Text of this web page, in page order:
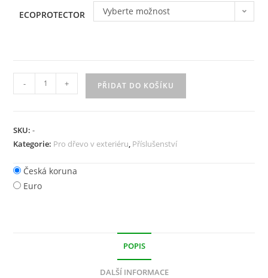
ECOPROTECTOR Vyberte možnost
- + PŘIDAT DO KOŠÍKU
SKU:-
Kategorie: Pro dřevo v exteriéru, Příslušenství
Česká koruna
Euro
POPIS
DALŠÍ INFORMACE